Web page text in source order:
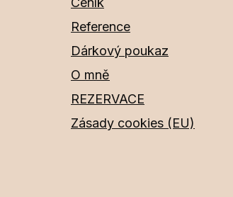
Reference
Dárkový poukaz
O mně
REZERVACE
Zásady cookies (EU)